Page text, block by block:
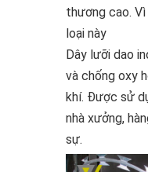
thương cao.
loại này
Dây lưỡi dao
và chống oxy
khí. Được sử
nhà xưởng,
sự.